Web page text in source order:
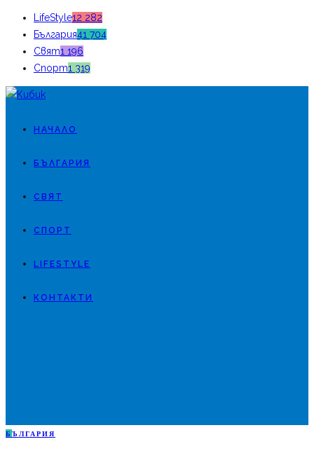
LifeStyle12 282
България41 704
Свят1 196
Спорт1 319
НАЧАЛО
БЪЛГАРИЯ
СВЯТ
СПОРТ
LIFESTYLE
КОНТАКТИ
Б ЪЛГАРИЯ